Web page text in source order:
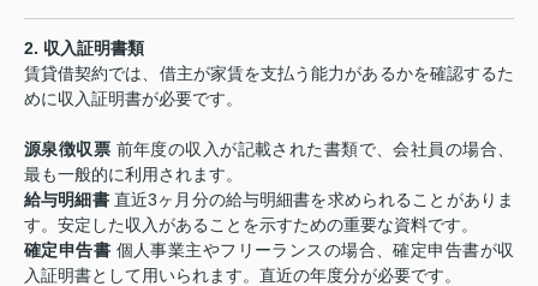
2. 収入証明書類
賃貸借契約では、借主が家賃を支払う能力があるかを確認するた
めに収入証明書が必要です。
源泉徴収票 前年度の収入が記載された書類で、会社員の場合、
最も一般的に利用されます。
給与明細書直近3ヶ月分の給与明細書を求められることがありま
す。安定した収入があることを示すための重要な資料です。
確定申告書 個人事業主やフリーランスの場合、確定申告書が収
入証明書として用いられます。直近の年度分が必要です。